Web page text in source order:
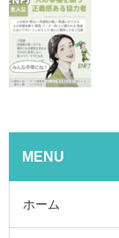
MENU
ホーム